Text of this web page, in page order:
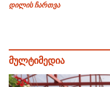
დილის ჩართვა
მულტიმედია